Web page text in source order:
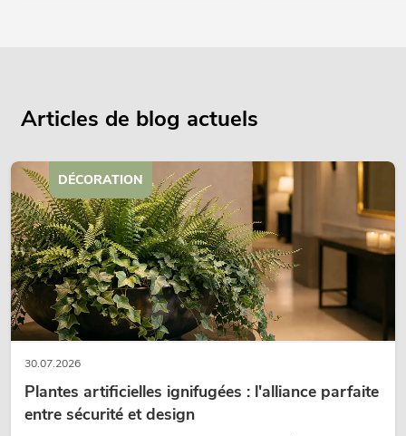
Articles de blog actuels
30.07.2026
Plantes artificielles ignifugées : l'alliance parfaite
entre sécurité et design
DÉCORATION